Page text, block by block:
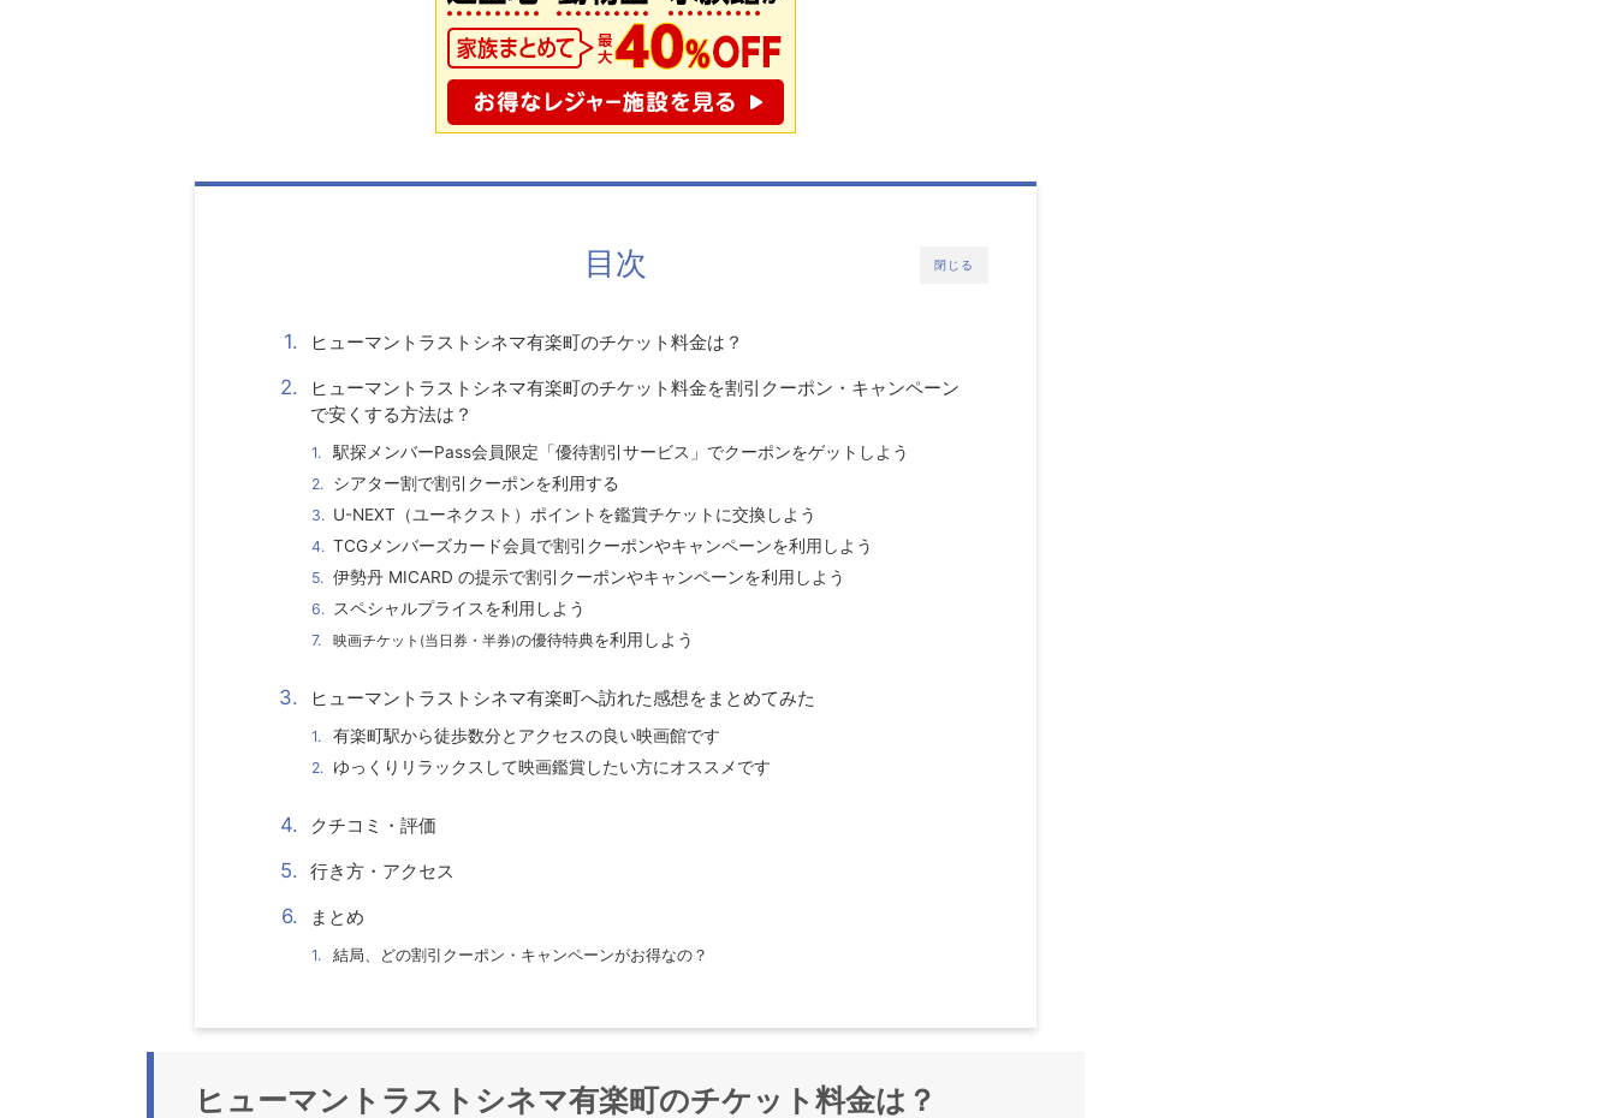
閉じる
目次
ヒューマントラストシネマ有楽町のチケット料金は？
ヒューマントラストシネマ有楽町のチケット料金を割引クーポン・キャンペーン
で安くする方法は？
駅探メンバーPass会員限定「優待割引サービス」でクーポンをゲットしよう
シアター割で割引クーポンを利用する
U-NEXT（ユーネクスト）ポイントを鑑賞チケットに交換しよう
TCGメンバーズカード会員で割引クーポンやキャンペーンを利用しよう
伊勢丹 MICARD の提示で割引クーポンやキャンペーンを利用しよう
スペシャルプライスを利用しよう
映画チケット (当日券・半券)の優待特典を利用しよう
ヒューマントラストシネマ有楽町へ訪れた感想をまとめてみた
有楽町駅から徒歩数分とアクセスの良い映画館です
ゆっくりリラックスして映画鑑賞したい方にオススメです
クチコミ・評価
行き方・アクセス
まとめ
結局、どの割引クーポン・キャンペーンがお得なの？
ヒューマントラストシネマ有楽町のチケット料金は？